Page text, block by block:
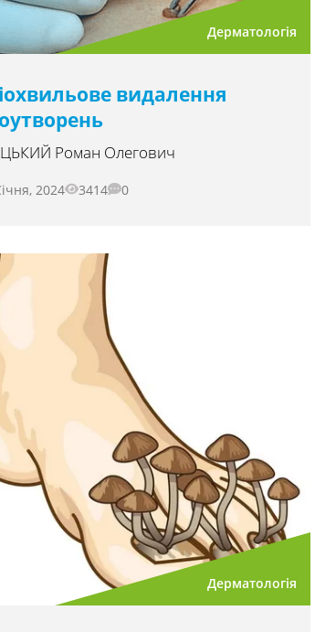
Дерматологія
видалення
Роман Олегович
2024 3414 0
Дерматологія